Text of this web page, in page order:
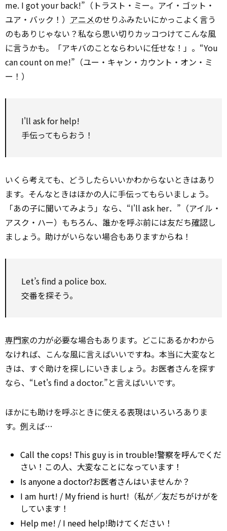
me. I got your back!”（トラスト・ミー。アイ・ゴット・
ユア・バック！） アニメのせりふみたいにかっこよく言う
のもありじゃない？私なら思い切りカッコつけてこんな風
に言うかも。「アキバのことならわいに任せな！」。“You
can count on me!”（ユー・キャン・カウント・オン・ミ
ー！）
I'll ask for help!
手伝ってもらおう！
いくら考えても、どうしたらいいかわからないときはあり
ます。そんなときはほかの人に手伝ってもらいましょう。
「あの子に聞いてみよう」なら、“I'll ask her．”（アイル・
アスク・ハー）もちろん、誰かを呼ぶ前には友だち確認し
ましょう。助けがいらない場合もありますからね！
Let’s find a police box.
交番を探そう。
専門家の力が必要な場合もあります。どこにあるかわから
なければ、こんな風に言えばいいですね。本当に大変なと
きは、すぐ助けを探しにいきましょう。お医者さんを探す
なら、“Let's find a doctor.”と言えばいいです。
ほかにも助けを呼ぶときに使える表現はいろいろありま
す。 例えば…
Call the cops! This guy is in trouble!警察を呼んでくだ
さい！この人、大変なことになっています！
Is anyone a doctor?お医者さんはいませんか？
I am hurt! / My friend is hurt!（私が／友だちがけがを
しています！
Help me! / I need help!助けてください！